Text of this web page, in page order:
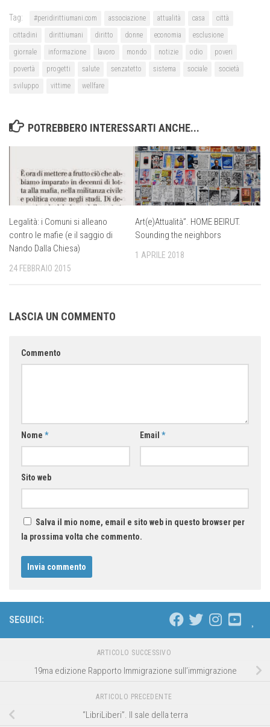
Tag: #peridirittiumani.com associazione attualità casa
città
cittadini
dirittiumani diritto donne economia
esclusione
giornale
informazione lavoro mondo notizie odio
poveri
povertà
progetti salute senzatetto sistema sociale
società
sviluppo
vittime wellfare
POTREBBERO INTERESSARTI ANCHE...
Legalità: i Comuni si alleano
contro le mafie (e il saggio di
Nando Dalla Chiesa)
24 FEBBRAIO 2015
Art(e)Attualità”. HOME BEIRUT.
Sounding the neighbors
1 APRILE 2018
LASCIA UN COMMENTO
Commento
Nome * Email *
Sito web
Salva il mio nome, email e sito web in questo browser per
la prossima volta che commento.
SEGUICI:
ARTICOLO SUCCESSIVO
19ma edizione Rapporto Immigrazione sull’immigrazione
ARTICOLO PRECEDENTE
“LibriLiberi”. Il sale della terra